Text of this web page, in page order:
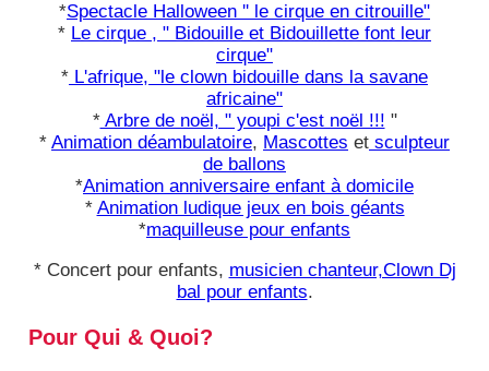
*Spectacle Halloween '' le cirque en citrouille"
* Le cirque , " Bidouille et Bidouillette font leur
cirque"
* L'afrique, "le clown bidouille dans la savane
africaine"
*Arbre de noël, " youpi c'est noël !!! "
* Animation déambulatoire, Mascottes et sculpteur
de ballons
*Animation anniversaire enfant à domicile
* Animation ludique jeux en bois géants
*maquilleuse pour enfants
* Concert pour enfants, musicien chanteur,Clown Dj
bal pour enfants.
Pour Qui & Quoi?